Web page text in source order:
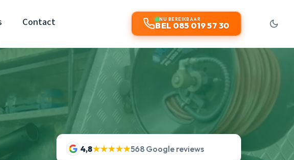
Contact NU BEREIKBAAR
BEL 085 019 57 30
4,8★★★★★568 Google reviews